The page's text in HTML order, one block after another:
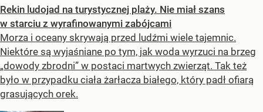
Rekin ludojad na turystycznej plaży. Nie miał szans
w starciu z wyrafinowanymi zabójcami
Morza i oceany skrywają przed ludźmi wiele tajemnic.
Niektóre są wyjaśniane po tym, jak woda wyrzuci na brzeg
„dowody zbrodni” w postaci martwych zwierząt. Tak też
było w przypadku ciała żarłacza białego, który padł ofiarą
grasujących orek.